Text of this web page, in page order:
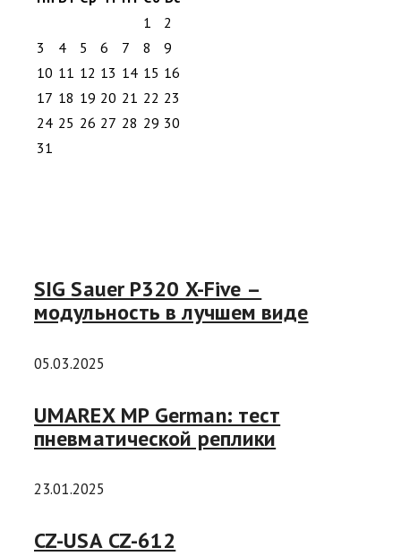
1
2
3
4 5 6 7 8
9
10 11 12 13 14 15 16
17 18 19 20 21 22 23
24 25 26 27 28 29 30
31
SIG Sauer P320 X-Five –
модульность в лучшем виде
05.03.2025
UMAREX MP German: тест
пневматической реплики
23.01.2025
CZ-USA CZ-612